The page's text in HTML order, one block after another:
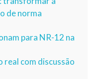
de norma
para NR-12 na
real com discussão